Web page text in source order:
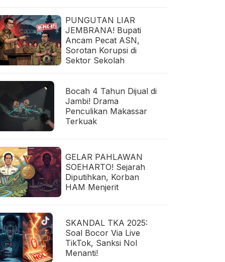
PUNGUTAN LIAR
JEMBRANA! Bupati
Ancam Pecat ASN,
Sorotan Korupsi di
Sektor Sekolah
Bocah 4 Tahun Dijual di
Jambi! Drama
Penculikan Makassar
Terkuak
GELAR PAHLAWAN
SOEHARTO! Sejarah
Diputihkan, Korban
HAM Menjerit
SKANDAL TKA 2025:
Soal Bocor Via Live
TikTok, Sanksi Nol
Menanti!